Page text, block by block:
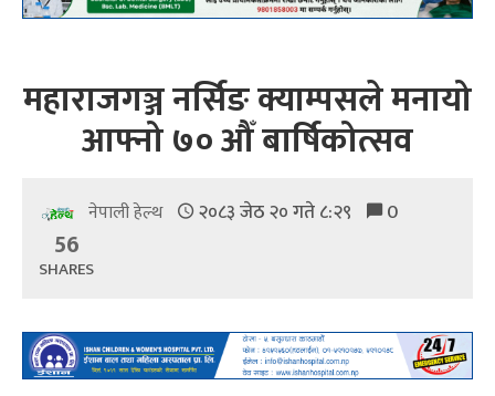
महाराजगञ्ज नर्सिङ क्याम्पसले मनायो
आफ्नो ७० औँ बार्षिकोत्सव
नेपाली हेल्थ २०८३ जेठ २० गते ८:२९ 0
56
SHARES